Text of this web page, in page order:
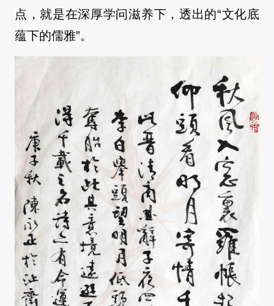
点，就是在深厚学问滋养下，透出的“文化底
蕴下的儒雅”。